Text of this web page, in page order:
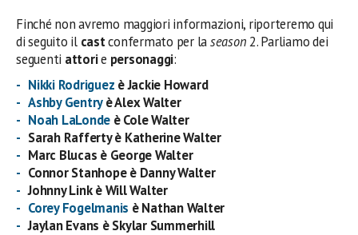
Finché non avremo maggiori informazioni, riporteremo qui
di seguito il castconfermato per laseason2. Parliamo dei
seguenti attorie personaggi:
Nikki Rodriguez è Jackie Howard
Ashby Gentryè Alex Walter
Noah LaLonde è Cole Walter
Sarah Rafferty è Katherine Walter
Marc Blucas è George Walter
Connor Stanhope è Danny Walter
Johnny Link è Will Walter
Corey Fogelmanis è Nathan Walter
Jaylan Evans è Skylar Summerhill